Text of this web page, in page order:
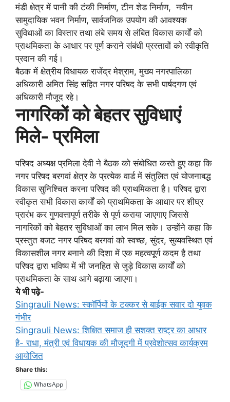
मंडी क्षेत्र में पानी की टंकी निर्माण, टीन शेड निर्माण, नवीन
सामुदायिक भवन निर्माण, सार्वजनिक उपयोग की आवश्यक
सुविधाओं का विस्तार तथा लंबे समय से लंबित विकास कार्यों को
प्राथमिकता के आधार पर पूर्ण कराने संबंधी प्रस्तावों को स्वीकृति
प्रदान की गई।
बैठक में क्षेत्रीय विधायक राजेंद्र मेश्राम, मुख्य नगरपालिका
अधिकारी अमित सिंह सहित नगर परिषद के सभी पार्षदगण एवं
अधिकारी मौजूद रहे।
नागरिकों को बेहतर सुविधाएं
मिले- प्रमिला
परिषद अध्यक्ष प्रमिला देवी ने बैठक को संबोधित करते हुए कहा कि
नगर परिषद बरगवां क्षेत्र के प्रत्येक वार्ड में संतुलित एवं योजनाबद्ध
विकास सुनिश्चित करना परिषद की प्राथमिकता है। परिषद द्वारा
स्वीकृत सभी विकास कार्यों को प्राथमिकता के आधार पर शीघ्र
प्रारंभ कर गुणवत्तापूर्ण तरीके से पूर्ण कराया जाएगाए जिससे
नागरिकों को बेहतर सुविधाओं का लाभ मिल सके। उन्होंने कहा कि
प्रस्तुत बजट नगर परिषद बरगवां को स्वच्छ, सुंदर, सुव्यवस्थित एवं
विकासशील नगर बनाने की दिशा में एक महत्वपूर्ण कदम है तथा
परिषद द्वारा भविष्य में भी जनहित से जुड़े विकास कार्यों को
प्राथमिकता के साथ आगे बढ़ाया जाएगा।
ये भी पढ़े-
Singrauli News: स्कॉर्पियों के टक्कर से बाईक सवार दो युवक
गंभीर
Singrauli News: शिक्षित समाज ही सशक्त राष्ट्र का आधार
है- राधा, मंत्री एवं विधायक की मौजूदगी में प्रवेशोत्सव कार्यक्रम
आयोजित
Share this:
WhatsApp